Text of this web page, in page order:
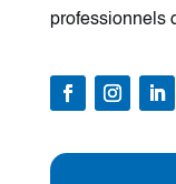
professionnels